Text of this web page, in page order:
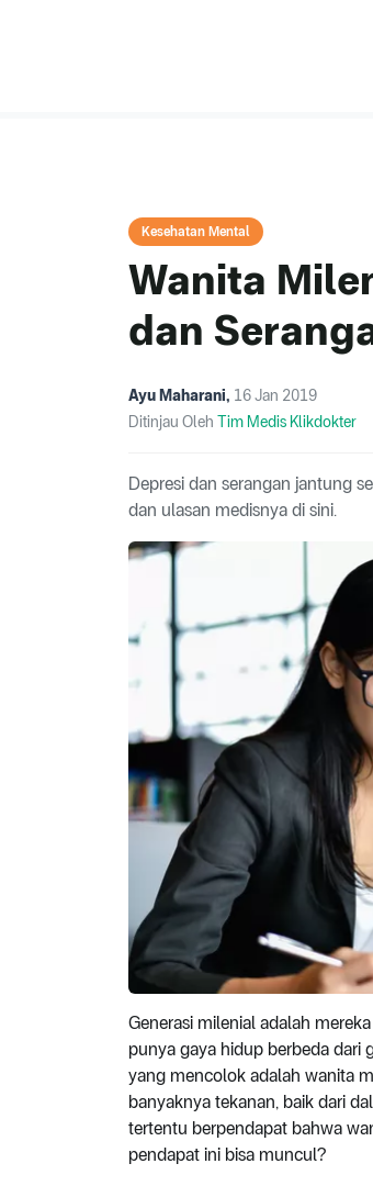
Kesehatan Mental
Wanita
dan
Ayu Maharani, 16 Jan 2019
Ditinjau Oleh Tim Medis Klikdokter
Depresi dan serangan jantung
dan ulasan medisnya di sini.
Generasi milenial adalah
punya gaya hidup berbeda dari
yang mencolok adalah wanita
banyaknya tekanan, baik dari
tertentu berpendapat bahwa
pendapat ini bisa muncul?